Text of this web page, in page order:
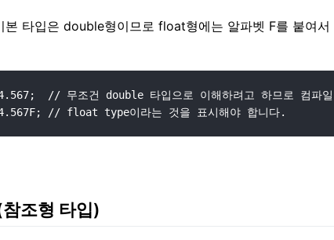
본 타입은 double형이므로 float형에는 알파벳 F를 붙여
// 무조건 double 타입으로 이해하려고 하므로 컴파일
조형 타입)